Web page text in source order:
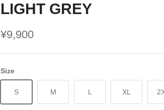
LIGHT GREY
¥9,900
Size
S M L XL